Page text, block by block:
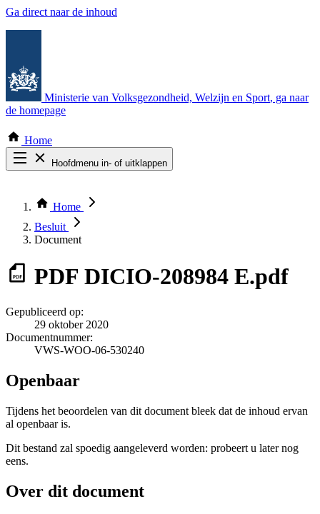
Ga direct naar de inhoud
Ministerie van Volksgezondheid, Welzijn en Sport, ga naar
de homepage
Home
Hoofdmenu in- of uitklappen
Thema COVID-19
Bekijk per bestuursorgaan
Home
Besluit
Document
PDF DICIO-208984 E.pdf
Gepubliceerd op:
29 oktober 2020
Documentnummer:
VWS-WOO-06-530240
Openbaar
Tijdens het beoordelen van dit document bleek dat de inhoud ervan
al openbaar is.
Dit bestand zal spoedig aangeleverd worden: probeert u later nog
eens.
Over dit document